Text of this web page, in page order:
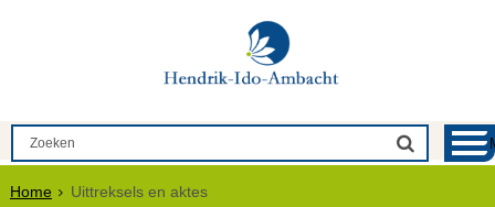
Home Uittreksels en aktes